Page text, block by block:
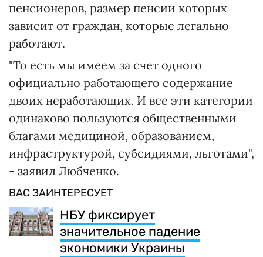
пенсионеров, размер пенсии которых
зависит от граждан, которые легально
работают.
"То есть мы имеем за счет одного
официально работающего содержание
двоих неработающих. И все эти категории
одинаково пользуются общественными
благами медициной, образованием,
инфраструктурой, субсидиями, льготами",
- заявил Любченко.
ВАС ЗАИНТЕРЕСУЕТ
НБУ фиксирует
значительное падение
экономики Украины